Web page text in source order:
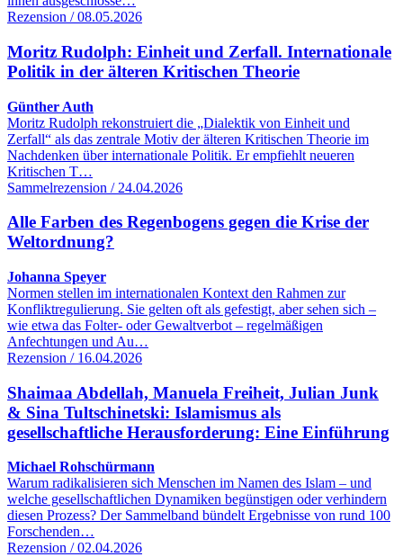
Rezension / 08.05.2026
Moritz Rudolph: Einheit und Zerfall. Internationale
Politik in der älteren Kritischen Theorie
Günther Auth
Moritz Rudolph rekonstruiert die „Dialektik von Einheit und
Zerfall“ als das zentrale Motiv der älteren Kritischen Theorie im
Nachdenken über internationale Politik. Er empfiehlt neueren
Kritischen T…
Sammelrezension / 24.04.2026
Alle Farben des Regenbogens gegen die Krise der
Weltordnung?
Johanna Speyer
Normen stellen im internationalen Kontext den Rahmen zur
Konfliktregulierung. Sie gelten oft als gefestigt, aber sehen sich –
wie etwa das Folter- oder Gewaltverbot – regelmäßigen
Anfechtungen und Au…
Rezension / 16.04.2026
Shaimaa Abdellah, Manuela Freiheit, Julian Junk
& Sina Tultschinetski: Islamismus als
gesellschaftliche Herausforderung: Eine Einführung
Michael Rohschürmann
Warum radikalisieren sich Menschen im Namen des Islam – und
welche gesellschaftlichen Dynamiken begünstigen oder verhindern
diesen Prozess? Der Sammelband bündelt Ergebnisse von rund 100
Forschenden…
Rezension / 02.04.2026